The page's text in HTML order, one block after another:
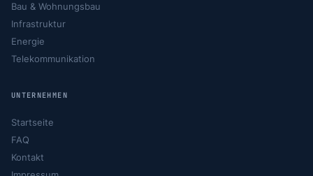
Bau & Wohnungsbau
Infrastruktur
Energie
Telekommunikation
UNTERNEHMEN
Startseite
FAQ
Kontakt